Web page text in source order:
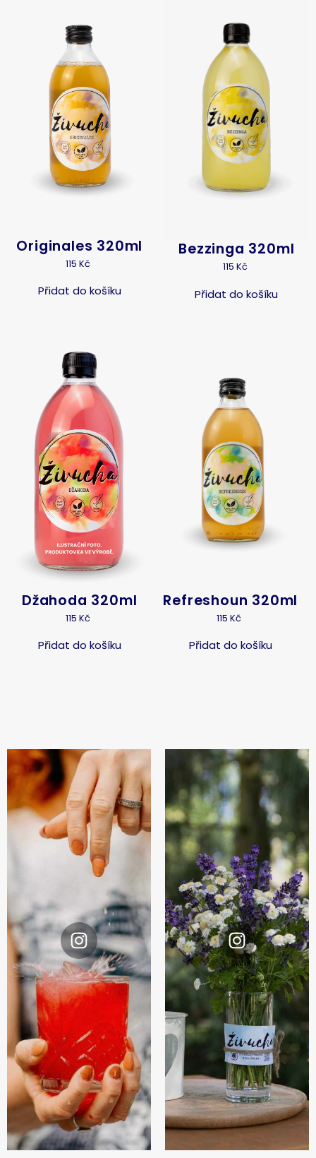
Originales 320ml
115Kč
Přidat do košíku
Bezzinga 320ml
115 Kč
Přidat do košíku
Džahoda 320ml
115Kč
Přidat do košíku
Refreshoun 320ml
115Kč
Přidat do košíku
Instagram
@zivuchakombucha
Instagram
@zivuchakombucha